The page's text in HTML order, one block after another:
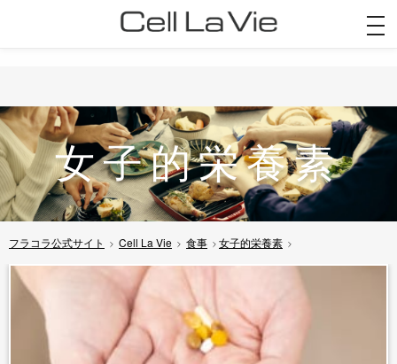
女子的栄養素
フラコラ公式サイト Cell La Vie 食事 女子的栄養素